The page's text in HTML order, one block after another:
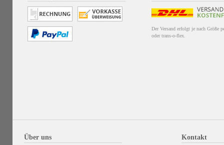
Der Versand erfolgt je nach Größe
oder trans-o-flex.
Über uns Kontakt